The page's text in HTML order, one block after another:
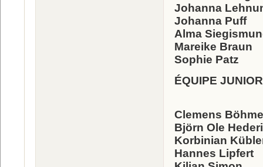
Johanna
Johanna Puff
Alma
Mareike Braun
Sophie Patz
ÉQUIPE
Clemens Böhme
Björn Ole
Korbinian
Hannes Lipfert